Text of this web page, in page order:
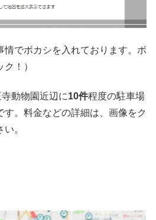
情でボカシを入れております。ボ
！）
動物園近辺に10件程度の駐車場
す。料金などの詳細は、画像をク
。